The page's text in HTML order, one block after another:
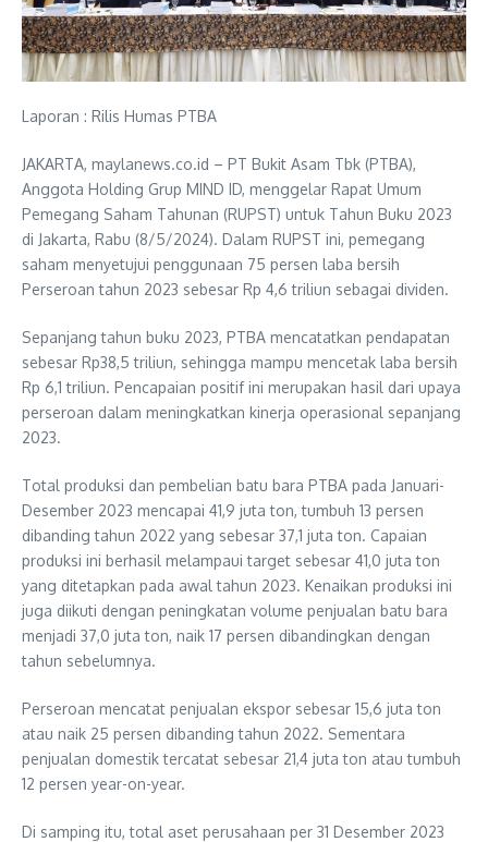
Laporan : Rilis Humas PTBA
JAKARTA, maylanews.co.id – PT Bukit Asam Tbk (PTBA),
Anggota Holding Grup MIND ID, menggelar Rapat Umum
Pemegang Saham Tahunan (RUPST) untuk Tahun Buku 2023
di Jakarta, Rabu (8/5/2024). Dalam RUPST ini, pemegang
saham menyetujui penggunaan 75 persen laba bersih
Perseroan tahun 2023 sebesar Rp 4,6 triliun sebagai dividen.
Sepanjang tahun buku 2023, PTBA mencatatkan pendapatan
sebesar Rp38,5 triliun, sehingga mampu mencetak laba bersih
Rp 6,1 triliun. Pencapaian positif ini merupakan hasil dari upaya
perseroan dalam meningkatkan kinerja operasional sepanjang
2023.
Total produksi dan pembelian batu bara PTBA pada Januari-
Desember 2023 mencapai 41,9 juta ton, tumbuh 13 persen
dibanding tahun 2022 yang sebesar 37,1 juta ton. Capaian
produksi ini berhasil melampaui target sebesar 41,0 juta ton
yang ditetapkan pada awal tahun 2023. Kenaikan produksi ini
juga diikuti dengan peningkatan volume penjualan batu bara
menjadi 37,0 juta ton, naik 17 persen dibandingkan dengan
tahun sebelumnya.
Perseroan mencatat penjualan ekspor sebesar 15,6 juta ton
atau naik 25 persen dibanding tahun 2022. Sementara
penjualan domestik tercatat sebesar 21,4 juta ton atau tumbuh
12 persen year-on-year.
Di samping itu, total aset perusahaan per 31 Desember 2023